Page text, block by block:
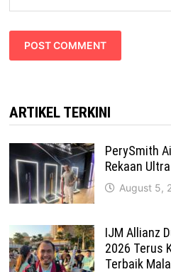
ARTIKEL TERKINI
PerySmith
Rekaan
August 5,
IJM Allianz
2026 Terus
Terbaik